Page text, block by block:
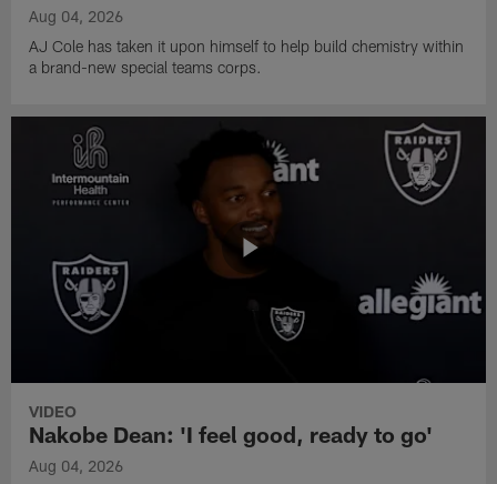
Aug 04, 2026
AJ Cole has taken it upon himself to help build chemistry within
a brand-new special teams corps.
VIDEO
Nakobe Dean: 'I feel good, ready to go'
Aug 04, 2026